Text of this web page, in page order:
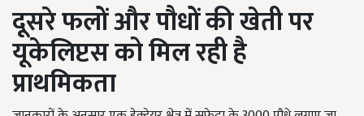
दूसरे फलों और पौधों की खेती पर
यूकेलिप्टस को मिल रही है
प्राथमिकता